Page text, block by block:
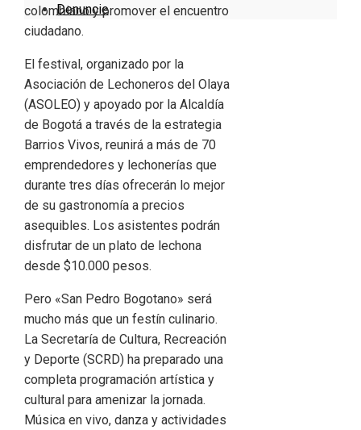
Denuncie
colombiano y promover el encuentro
ciudadano.
El festival, organizado por la
Asociación de Lechoneros del Olaya
(ASOLEO) y apoyado por la Alcaldía
de Bogotá a través de la estrategia
Barrios Vivos, reunirá a más de 70
emprendedores y lechonerías que
durante tres días ofrecerán lo mejor
de su gastronomía a precios
asequibles. Los asistentes podrán
disfrutar de un plato de lechona
desde $10.000 pesos.
Pero «San Pedro Bogotano» será
mucho más que un festín culinario.
La Secretaría de Cultura, Recreación
y Deporte (SCRD) ha preparado una
completa programación artística y
cultural para amenizar la jornada.
Música en vivo, danza y actividades